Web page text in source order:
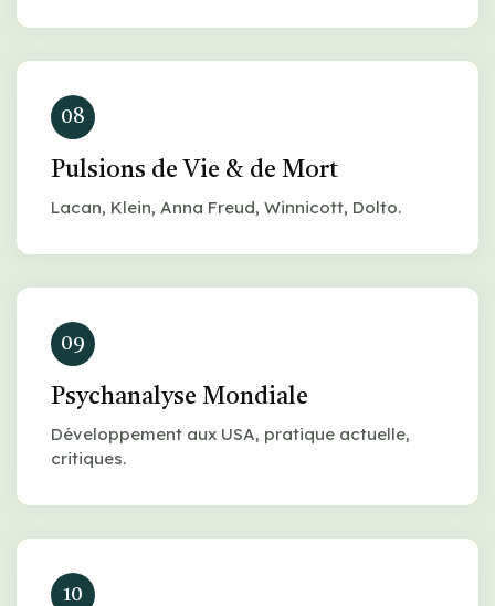
08
Pulsions de Vie & de Mort
Lacan, Klein, Anna Freud, Winnicott, Dolto.
09
Psychanalyse Mondiale
Développement aux USA, pratique actuelle,
critiques.
10